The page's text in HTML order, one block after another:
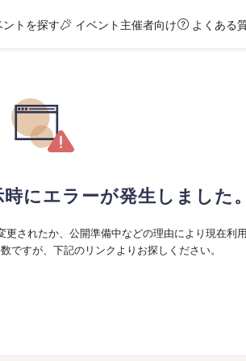
ントを探す イベント主催者向け よくある
にエラーが発生しました。
されたか、公開準備中などの理由により現在利
ですが、下記のリンクよりお探しください。